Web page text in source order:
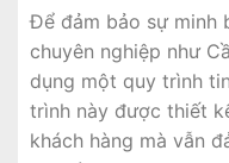
Để đảm bảo sự minh
chuyên nghiệp như
dụng một quy trình
trình này được thiết
khách hàng mà vẫn